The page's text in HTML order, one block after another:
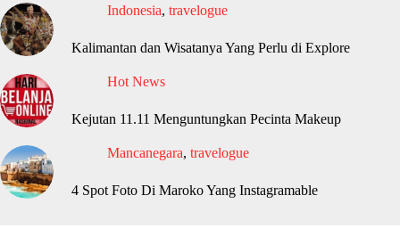
Indonesia, travelogue
Kalimantan dan Wisatanya Yang Perlu di Explore
Hot News
Kejutan 11.11 Menguntungkan Pecinta Makeup
Mancanegara, travelogue
4 Spot Foto Di Maroko Yang Instagramable